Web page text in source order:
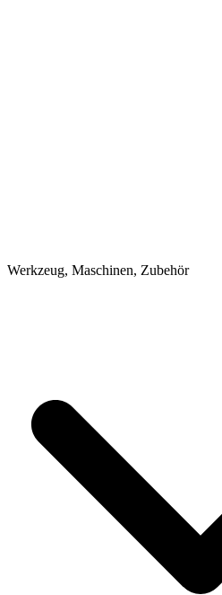
Werkzeug, Maschinen, Zubehör